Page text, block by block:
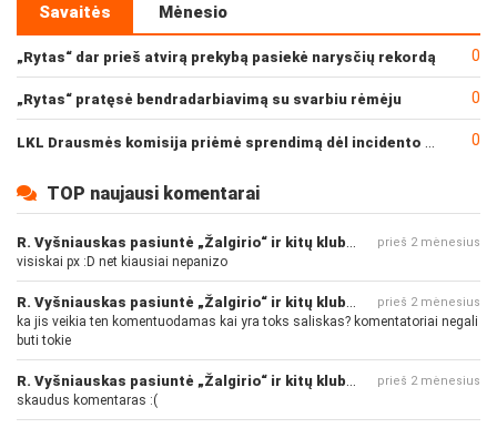
Savaitės Mėnesio
„Rytas“ dar prieš atvirą prekybą pasiekė narysčių rekordą 0
„Rytas“ pratęsė bendradarbiavimą su svarbiu rėmėju 0
0
TOP naujausi komentarai
R. Vyšniauskas pasiuntė „Žalgirio“ ir kitų klubų fanus prieš 2 mėnesius
visiskai px :D net kiausiai nepanizo
R. Vyšniauskas pasiuntė „Žalgirio“ ir kitų klubų fanus prieš 2 mėnesius
ka jis veikia ten komentuodamas kai yra toks saliskas? komentatoriai negali
buti tokie
R. Vyšniauskas pasiuntė „Žalgirio“ ir kitų klubų fanus prieš 2 mėnesius
skaudus komentaras :(